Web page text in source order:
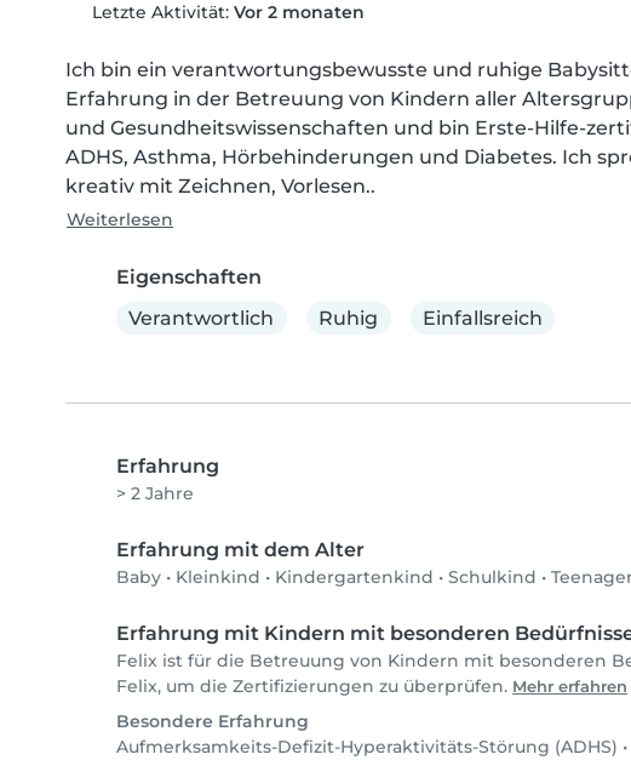
Letzte Aktivität: Vor 2 monaten
Ich bin ein verantwortungsbewusste und ruhige
Erfahrung in der Betreuung von Kindern aller
und Gesundheitswissenschaften und bin Erste-Hilfe-
ADHS, Asthma, Hörbehinderungen und Diabetes. Ich
kreativ mit Zeichnen, Vorlesen..
Weiterlesen
Eigenschaften
Verantwortlich
Ruhig Einfallsreich
Erfahrung
> 2 Jahre
Erfahrung mit dem Alter
Baby • Kleinkind • Kindergartenkind • Schulkind •
Erfahrung mit Kindern mit besonderen
Felix ist für die Betreuung von Kindern mit besonderen
Felix, um die Zertifizierungen zu überprüfen. Mehr erfahren
Besondere Erfahrung
Aufmerksamkeits-Defizit-Hyperaktivitäts-Störung (ADHS) •